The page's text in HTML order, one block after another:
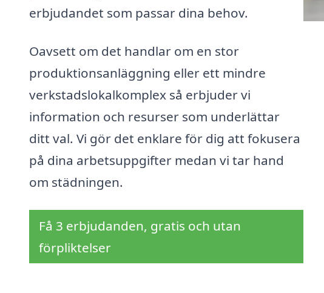
erbjudandet som passar dina behov.
Oavsett om det handlar om en stor
produktionsanläggning eller ett mindre
verkstadslokalkomplex så erbjuder vi
information och resurser som underlättar
ditt val. Vi gör det enklare för dig att fokusera
på dina arbetsuppgifter medan vi tar hand
om städningen.
Få 3 erbjudanden, gratis och utan
förpliktelser